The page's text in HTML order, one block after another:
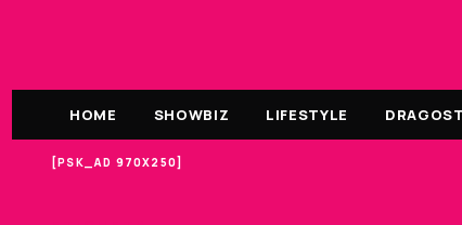
HOME SHOWBIZ LIFESTYLE
[PSK_AD 970X250]